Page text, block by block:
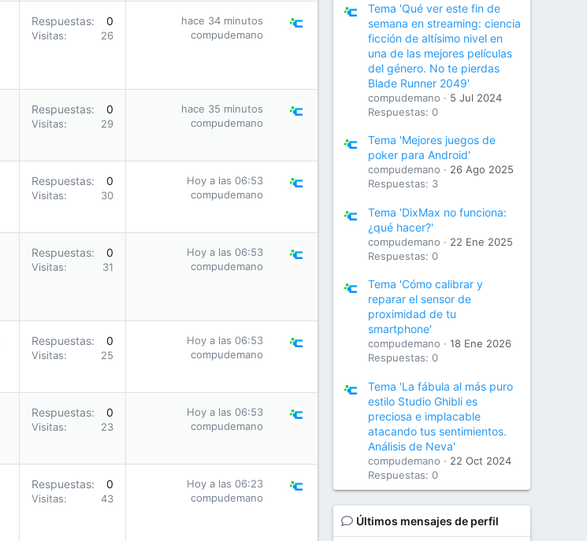
Respuestas 0
Visitas 26
hace 34 minutos
compudemano
Respuestas 0
Visitas 29
hace 35 minutos
compudemano
Respuestas 0
Visitas 30
Hoy a las 06:53
compudemano
Respuestas 0
Visitas 31
Hoy a las 06:53
compudemano
Respuestas 0
Visitas 25
Hoy a las 06:53
compudemano
Respuestas 0
Visitas 23
Hoy a las 06:53
compudemano
Respuestas 0
Visitas 43
Hoy a las 06:23
compudemano
Tema 'Qué ver este fin de
semana en streaming: ciencia
ficción de altísimo nivel en
una de las mejores películas
del género. No te pierdas
Blade Runner 2049'
compudemano
5 Jul 2024
Respuestas: 0
Tema 'Mejores juegos de
poker para Android'
compudemano
26 Ago 2025
Respuestas: 3
Tema 'DixMax no funciona:
¿qué hacer?'
compudemano
22 Ene 2025
Respuestas: 0
Tema 'Cómo calibrar y
reparar el sensor de
proximidad de tu
smartphone'
compudemano
18 Ene 2026
Respuestas: 0
Tema 'La fábula al más puro
estilo Studio Ghibli es
preciosa e implacable
atacando tus sentimientos.
Análisis de Neva'
compudemano
22 Oct 2024
Respuestas: 0
Últimos mensajes de perfil